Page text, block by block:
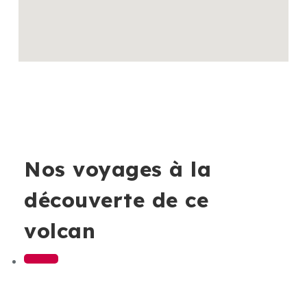
Nos voyages à la
découverte de ce
volcan